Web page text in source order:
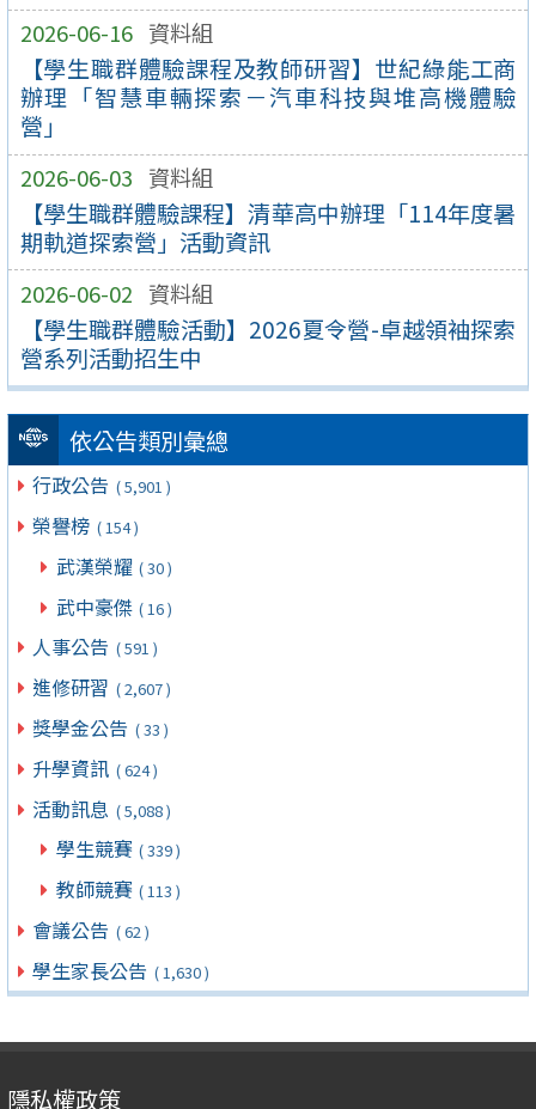
2026-06-16 資料組
【學生職群體驗課程及教師研習】世紀綠能工商
辦理「智慧車輛探索－汽車科技與堆高機體驗
營」
2026-06-03 資料組
【學生職群體驗課程】清華高中辦理「114年度暑
期軌道探索營」活動資訊
2026-06-02 資料組
【學生職群體驗活動】2026夏令營-卓越領袖探索
營系列活動招生中
依公告類別彙總
行政公告 ( 5,901 )
榮譽榜 ( 154 )
武漢榮耀 ( 30 )
武中豪傑 ( 16 )
人事公告 ( 591 )
進修研習 ( 2,607 )
獎學金公告 ( 33 )
升學資訊 ( 624 )
活動訊息 ( 5,088 )
學生競賽 ( 339 )
教師競賽 ( 113 )
會議公告 ( 62 )
學生家長公告 ( 1,630 )
隱私權政策